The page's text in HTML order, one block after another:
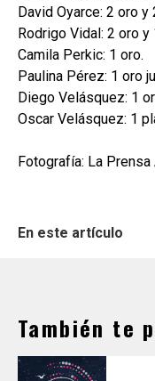
David Oyarce: 2 oro y
Rodrigo Vidal: 2 oro y
Camila Perkic: 1 oro.
Paulina Pérez: 1 oro
Diego Velásquez: 1
Oscar Velásquez: 1
Fotografía: La Prensa
En este artículo
También te